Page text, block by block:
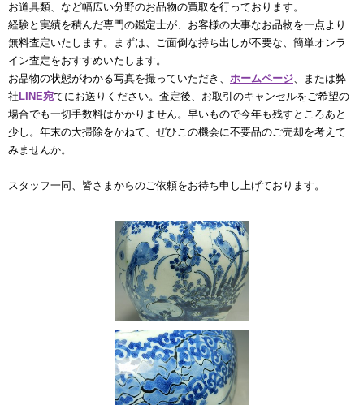
お道具類、など幅広い分野のお品物の買取を行っております。
経験と実績を積んだ専門の鑑定士が、お客様の大事なお品物を一点より
無料査定いたします。まずは、ご面倒な持ち出しが不要な、簡単オンラ
イン査定をおすすめいたします。
お品物の状態がわかる写真を撮っていただき、 ホームページ、または弊
社 LINE宛てにお送りください。査定後、お取引のキャンセルをご希望の
場合でも一切手数料はかかりません。早いもので今年も残すところあと
少し。年末の大掃除をかねて、ぜひこの機会に不要品のご売却を考えて
みませんか。
スタッフ一同、皆さまからのご依頼をお待ち申し上げております。